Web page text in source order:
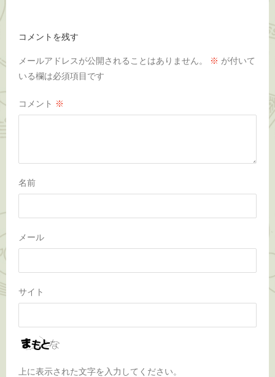
コメントを残す
メールアドレスが公開されることはありません。 ※ が付いて
いる欄は必須項目です
コメント ※
名前
メール
サイト
上に表示された文字を入力してください。